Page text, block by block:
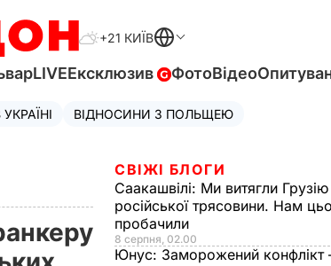
+21 КИЇВ
LIVEЕксклюзив ФотоВідео
ВІДНОСИНИ З ПОЛЬЩЕЮ
СВІЖІ БЛОГИ
Саакашвілі: Ми витягли Грузію
російської трясовини. Нам
пробачили
8 серпня, 02.00
Юнус: Заморожений конфлікт